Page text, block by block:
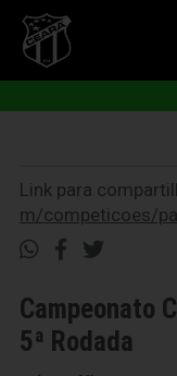
Link para
m/competicoes/
Campeonato
5ª Rodada